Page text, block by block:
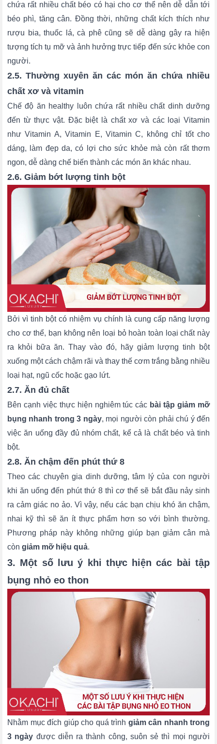
chứa rất nhiều chất béo có hại cho cơ thể nên dễ dẫn tới
béo phì, tăng cân. Đồng thời, những chất kích thích như
rượu bia, thuốc lá, cà phê cũng sẽ dễ dàng gây ra hiện
tượng tích tụ mỡ và ảnh hưởng trực tiếp đến sức khỏe con
người.
2.5. Thường xuyên ăn các món ăn chứa nhiều
chất xơ và vitamin
Chế độ ăn healthy luôn chứa rất nhiều chất dinh dưỡng
đến từ thực vật. Đặc biệt là chất xơ và các loại Vitamin
như Vitamin A, Vitamin E, Vitamin C, không chỉ tốt cho
dáng, làm đẹp da, có lợi cho sức khỏe mà còn rất thơm
ngon, dễ dàng chế biến thành các món ăn khác nhau.
2.6. Giảm bớt lượng tinh bột
Bởi vì tinh bột có nhiệm vụ chính là cung cấp năng lượng
cho cơ thể, bạn không nên loại bỏ hoàn toàn loại chất này
ra khỏi bữa ăn. Thay vào đó, hãy giảm lượng tinh bột
xuống một cách chậm rãi và thay thế cơm trắng bằng nhiều
loại hạt, ngũ cốc hoặc gạo lứt.
2.7. Ăn đủ chất
Bên cạnh việc thực hiện nghiêm túc các bài tập giảm mỡ
bụng nhanh trong 3 ngày, mọi người còn phải chú ý đến
việc ăn uống đầy đủ nhóm chất, kể cả là chất béo và tinh
bột.
2.8. Ăn chậm đến phút thứ 8
Theo các chuyên gia dinh dưỡng, tâm lý của con người
khi ăn uống đến phút thứ 8 thì cơ thể sẽ bắt đầu nảy sinh
ra cảm giác no ảo. Vì vậy, nếu các bạn chịu khó ăn chậm,
nhai kỹ thì sẽ ăn ít thực phẩm hơn so với bình thường.
Phương pháp này không những giúp bạn giảm cân mà
còn giảm mỡ hiệu quả.
3. Một số lưu ý khi thực hiện các bài tập
bụng nhỏ eo thon
Nhằm mục đích giúp cho quá trình giảm cân nhanh trong
3 ngày được diễn ra thành công, suôn sẻ thì mọi người